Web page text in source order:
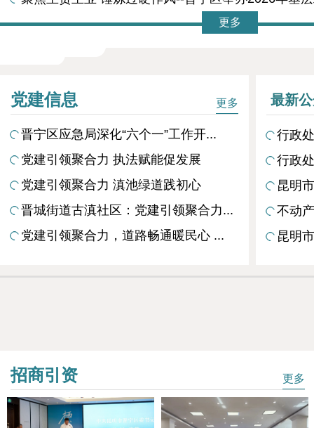
更多
党建信息 更多
晋宁区应急局深化“六个一”工作开...
党建引领聚合力 执法赋能促发展
党建引领聚合力 滇池绿道践初心
晋城街道古滇社区：党建引领聚合力...
党建引领聚合力，道路畅通暖民心 ...
最新
行政
行政
昆明
不动
昆明
招商引资 更多